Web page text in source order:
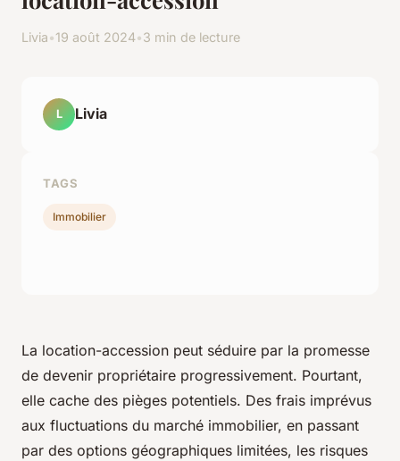
Livia•19 août 2024•3 min de lecture
La location-accession peut séduire par la promesse
de devenir propriétaire progressivement. Pourtant,
elle cache des pièges potentiels. Des frais imprévus
aux fluctuations du marché immobilier, en passant
par des options géographiques limitées, les risques
L Livia
TAGS
Immobilier